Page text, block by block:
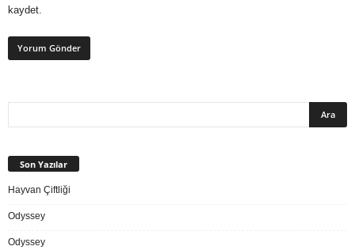
kaydet.
Son Yazılar
Hayvan Çiftliği
Odyssey
Odyssey